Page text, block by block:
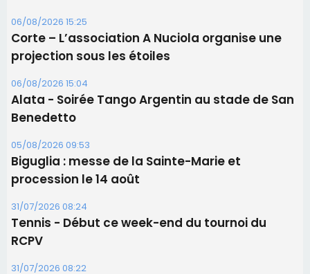
06/08/2026 15:25
Corte – L’association A Nuciola organise une
projection sous les étoiles
06/08/2026 15:04
Alata - Soirée Tango Argentin au stade de San
Benedetto
05/08/2026 09:53
Biguglia : messe de la Sainte-Marie et
procession le 14 août
31/07/2026 08:24
Tennis - Début ce week-end du tournoi du
RCPV
31/07/2026 08:22